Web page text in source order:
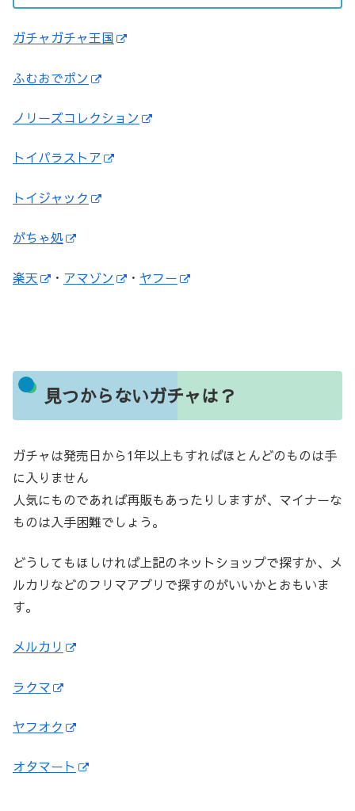
ガチャガチャ王国
ふむおでポン
ノリーズコレクション
トイパラストア
トイジャック
がちゃ処
楽天 ・ アマゾン ・ ヤフー
見つからないガチャは？
ガチャは発売日から1年以上もすればほとんどのものは手
に入りません
人気にものであれば再販もあったりしますが、マイナーな
ものは入手困難でしょう。
どうしてもほしければ上記のネットショップで探すか、メ
ルカリなどのフリマアプリで探すのがいいかとおもいま
す。
メルカリ
ラクマ
ヤフオク
オタマート